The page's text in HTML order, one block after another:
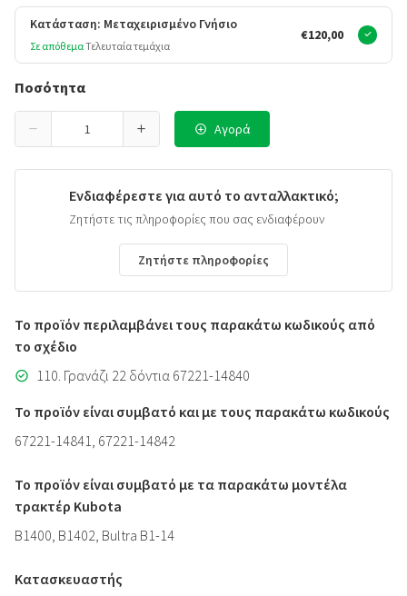
Κατάσταση: Μεταχειρισμένο Γνήσιο
Σε απόθεμαΤελευταία τεμάχια
€120,00
Ποσότητα
Αγορά
Ενδιαφέρεστε για αυτό το ανταλλακτικό;
Ζητήστε τις πληροφορίες που σας ενδιαφέρουν
Ζητήστε πληροφορίες
Το προϊόν περιλαμβάνει τους παρακάτω κωδικούς από
το σχέδιο
110. Γρανάζι 22 δόντια 67221-14840
Το προϊόν είναι συμβατό και με τους παρακάτω κωδικούς
67221-14841, 67221-14842
Το προϊόν είναι συμβατό με τα παρακάτω μοντέλα
τρακτέρ Kubota
B1400, B1402, Bultra B1-14
Κατασκευαστής